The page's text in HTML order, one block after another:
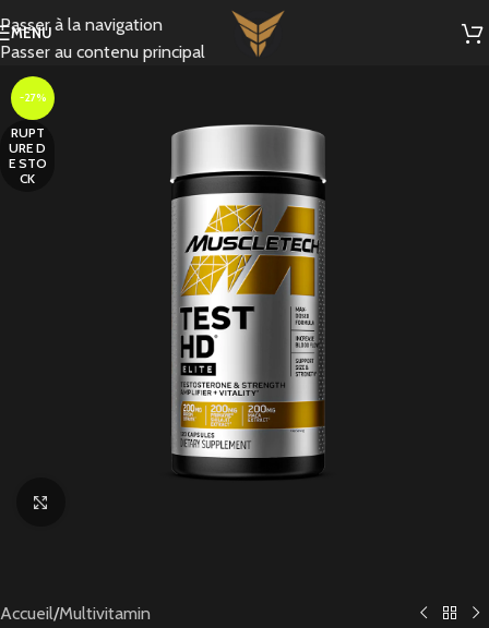
Passer à la navigation
Passer au contenu principal
MENU
-27%
RUPT
URE D
E STO
CK
Accueil/Multivitamin